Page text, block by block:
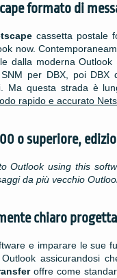
formato di
cassetta postale
now.
dalla modernaOutlook
per DBX, poi DBX
Ma questa strada è
rapido e accurato
o superiore,
Outlook using this
da più vecchio
chiaro
e imparare le sue
Outlookassicurandosi
offre come